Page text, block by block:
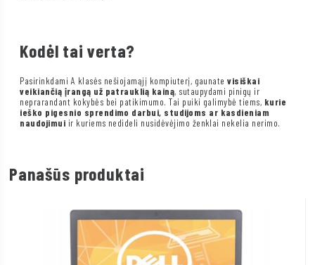
Kodėl tai verta?
Pasirinkdami A klasės nešiojamąjį kompiuterį, gaunatevisiškai
veikiančią įrangą už patrauklią kainą, sutaupydami pinigų ir
neprarandant kokybės bei patikimumo. Tai puiki galimybė tiems, kurie
ieško pigesnio sprendimo darbui, studijoms ar kasdieniam
naudojimui ir kuriems nedideli nusidėvėjimo ženklai nekelia nerimo.
Panašūs produktai